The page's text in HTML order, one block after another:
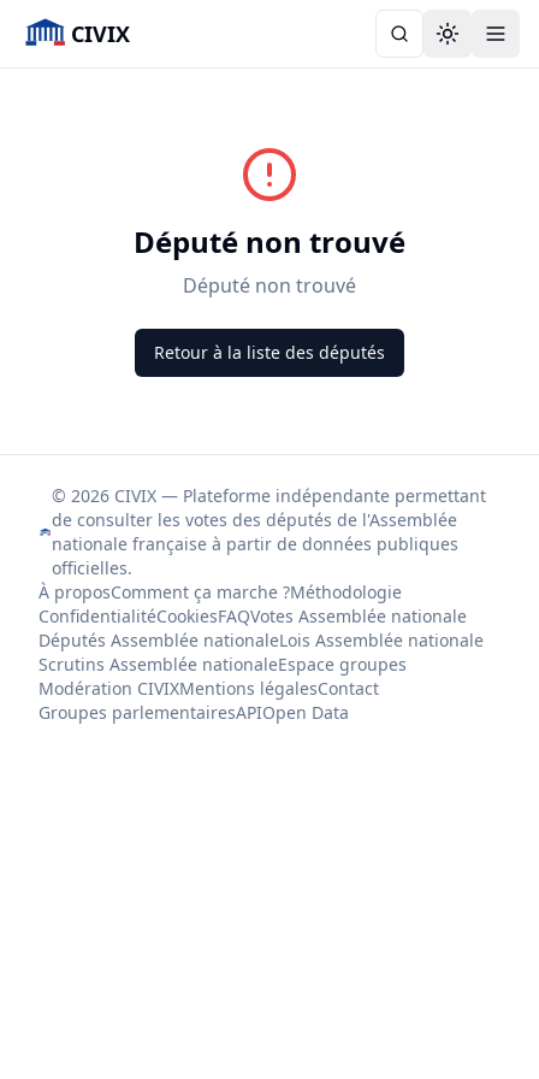
CIVIX Toggle
Député non trouvé
Député non trouvé
Retour à la liste des députés
© 2026 CIVIX — Plateforme indépendante permettant
de consulter les votes des députés de l'Assemblée
nationale française à partir de données publiques
officielles.
À proposComment ça marche ?Méthodologie
ConfidentialitéCookiesFAQVotes Assemblée nationale
Députés Assemblée nationaleLois Assemblée nationale
Scrutins Assemblée nationaleEspace groupes
Modération CIVIXMentions légalesContact
Groupes parlementairesAPIOpen Data